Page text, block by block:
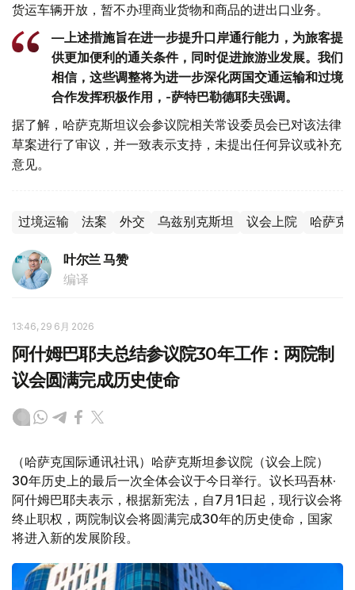
货运车辆开放，暂不办理商业货物和商品的进出口业务。
—上述措施旨在进一步提升口岸通行能力，为旅客提
供更加便利的通关条件，同时促进旅游业发展。我们
相信，这些调整将为进一步深化两国交通运输和过境
合作发挥积极作用，-萨特巴勒德耶夫强调。
据了解，哈萨克斯坦议会参议院相关常设委员会已对该法律
草案进行了审议，并一致表示支持，未提出任何异议或补充
意见。
过境运输 法案 外交 乌兹别克斯坦 议会上院 哈萨克
叶尔兰 马赞
编译
13:46, 29 6月 2026
阿什姆巴耶夫总结参议院30年工作：两院制
议会圆满完成历史使命
（哈萨克国际通讯社讯）哈萨克斯坦参议院（议会上院）
30年历史上的最后一次全体会议于今日举行。议长玛吾林·
阿什姆巴耶夫表示，根据新宪法，自7月1日起，现行议会将
终止职权，两院制议会将圆满完成30年的历史使命，国家
将进入新的发展阶段。